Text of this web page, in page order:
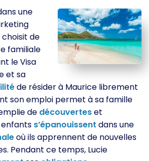
une
de
familiale
le Visa
et sa
de résider à Maurice librement
son emploi permet à sa famille
de découverteset
enfants s’épanouissent dans une
où ils apprennent de nouvelles
Pendant ce temps, Lucie